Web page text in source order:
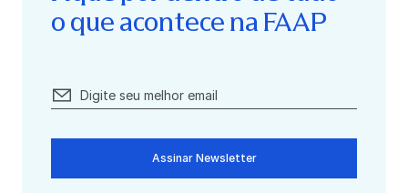
o que acontece na FAAP
Assinar Newsletter